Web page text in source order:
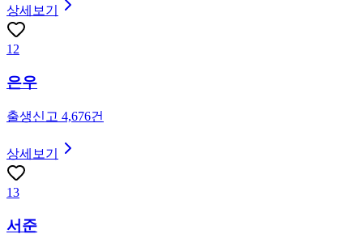
상세보기
12
은우
출생신고 4,676건
상세보기
13
서준